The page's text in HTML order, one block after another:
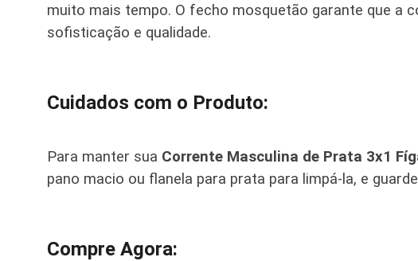
muito mais tempo. O fecho mosquetão garante que a
sofisticação e qualidade.
Cuidados com o Produto:
Para manter sua Corrente Masculina de Prata 3x1
pano macio ou flanela para prata para limpá-la, e
Compre Agora: